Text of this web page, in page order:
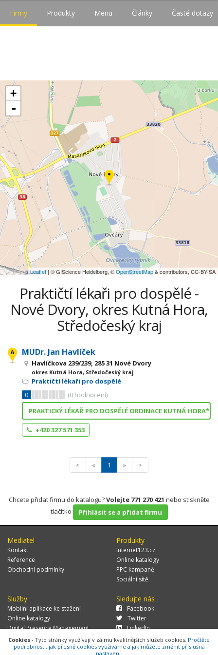
Firmy Produkty Menu Články Časté dotazy
+
-
Leaflet | © GIScience Heidelberg, ©OpenStreetMap& contributors, CC-BY-SA
Praktičtí lékaři pro dospělé -
Nové Dvory, okres Kutná Hora,
Středočeský kraj
MUDr. Jan Havlíček
Havlíčkova 239/239, 285 31 Nové Dvory
okres Kutná Hora, Středočeský kraj
Praktičtí lékaři pro dospělé
0
(0 hodnocení)
PRAKTICKÝ LÉKAŘ PRO DOSPĚLÉ ORDINACE KUTNÁ HORA* O
+420 327 571 353
< « 1 » >
Chcete přidat firmu do katalogu?Volejte 771 270 421 nebo stiskněte
tlačítko
Přihlásit se a přidat firmu
Mediatel
Kontakt
Reference
Obchodní podmínky
Produkty
Internet123.cz
Online katalogy
PPC kampaně
Sociální sítě
Služby
Mobilní aplikace ke stažení
Online katalogy
Digital Presence Management
Více zákazníků
Sledujte nás
Facebook
Twitter
LinkedIn
Cookies - Tyto stránky využívají v zájmu kvalitnějších služeb cookies. Pročtěte
podrobnosti, jak přesně cookies využíváme a jak můžete změnit příslušná
nastavení.